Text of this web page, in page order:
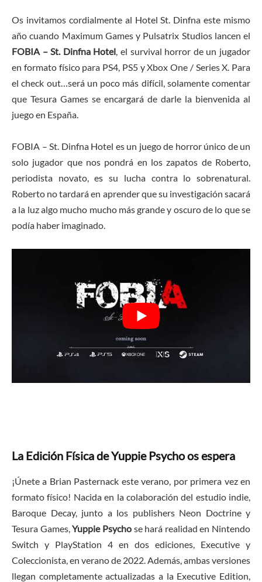
Os invitamos cordialmente al Hotel St. Dinfna este mismo
año cuando Maximum Games y Pulsatrix Studios lancen el
FOBIA – St. Dinfna Hotel , el survival horror de un jugador
en formato físico para PS4, PS5 y Xbox One / Series X. Para
el check out…será un poco más difícil, solamente comentar
que Tesura Games se encargará de darle la bienvenida al
juego en España.
FOBIA – St. Dinfna Hotel es un juego de horror único de un
solo jugador que nos pondrá en los zapatos de Roberto,
periodista novato, es su lucha contra lo sobrenatural.
Roberto no tardará en aprender que su investigación sacará
a la luz algo mucho mucho más grande y oscuro de lo que se
podía haber imaginado.
La Edición Física de Yuppie Psycho os espera
¡Únete a Brian Pasternack este verano, por primera vez en
formato físico! Nacida en la colaboración del estudio indie,
Baroque Decay, junto a los publishers Neon Doctrine y
Tesura Games,Yuppie Psychose hará realidad en Nintendo
Switch y PlayStation 4 en dos ediciones, Executive y
Coleccionista, en verano de 2022. Además, ambas versiones
llegan completamente actualizadas a la Executive Edition,